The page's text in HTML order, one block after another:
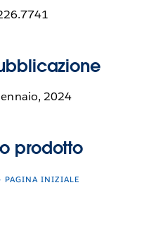
2024
prodotto
PAGINA INIZIALE